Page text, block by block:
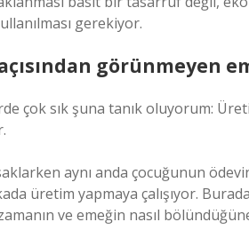
gerekiyor.
görünmeyen
çok sık şuna tanık oluyorum:
saklarken aynı anda çocuğunun
üretim yapmaya çalışıyor.
ve emeğin nasıl